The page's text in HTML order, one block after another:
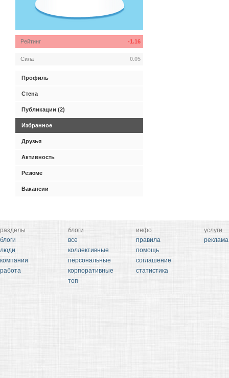
Рейтинг -1.16
Сила 0.05
Профиль
Стена
Публикации (2)
Избранное
Друзья
Активность
Резюме
Вакансии
разделы
блоги
люди
компании
работа
блоги
все
коллективные
персональные
корпоративные
топ
инфо
правила
помощь
соглашение
статистика
услуги
реклама